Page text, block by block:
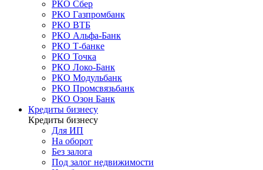
РКО Сбер
РКО Газпромбанк
РКО ВТБ
РКО Альфа-Банк
РКО Т-банке
РКО Точка
РКО Локо-Банк
РКО Модульбанк
РКО Промсвязьбанк
РКО Озон Банк
Кредиты бизнесу
Кредиты бизнесу
Для ИП
На оборот
Без залога
Под залог недвижимости